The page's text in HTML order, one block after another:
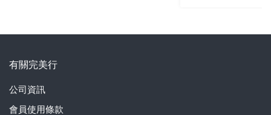
有關完美行
公司資訊
會員使用條款